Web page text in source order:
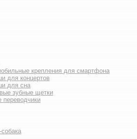
крепления для смартфона
для концертов
для сна
зубные щетки
переводчики
собака